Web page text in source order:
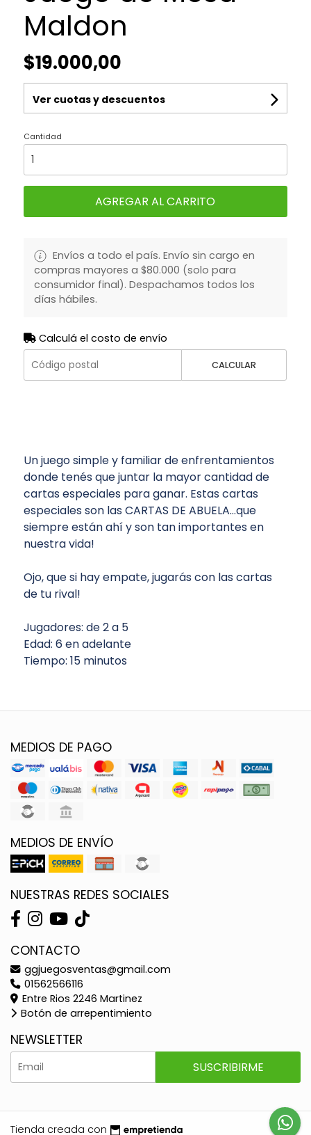
Maldon
$19.000,00
Ver cuotas y descuentos
Cantidad
AGREGAR AL CARRITO
Envíos a todo el país. Envío sin cargo en
compras mayores a $80.000 (solo para
consumidor final). Despachamos todos los
días hábiles.
Calculá el costo de envío
CALCULAR
Un juego simple y familiar de enfrentamientos
donde tenés que juntar la mayor cantidad de
cartas especiales para ganar. Estas cartas
especiales son las CARTAS DE ABUELA...que
siempre están ahí y son tan importantes en
nuestra vida!
Ojo, que si hay empate, jugarás con las cartas
de tu rival!
Jugadores: de 2 a 5
Edad: 6 en adelante
Tiempo: 15 minutos
MEDIOS DE PAGO
MEDIOS DE ENVÍO
NUESTRAS REDES SOCIALES
CONTACTO
ggjuegosventas@gmail.com
01562566116
Entre Rios 2246 Martinez
Botón de arrepentimiento
NEWSLETTER
SUSCRIBIRME
Tienda creada con